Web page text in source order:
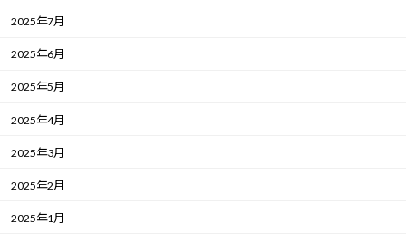
2025年7月
2025年6月
2025年5月
2025年4月
2025年3月
2025年2月
2025年1月